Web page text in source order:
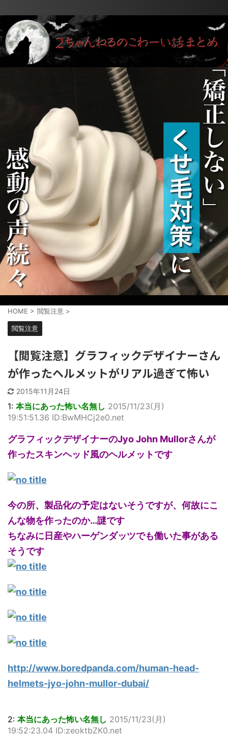
HOME > 閲覧注意 >
閲覧注意
【閲覧注意】グラフィックデザイナーさん
が作ったヘルメットがリアル過ぎて怖い
2015年11月24日
1: 本当にあった怖い名無し 2015/11/23(月)
19:51:51.36 ID:BwMHCj2e0.net
グラフィックデザイナーのJyo John Mullorさんが
作ったスキンヘッド風のヘルメットです
今の所、製品化の予定はないそうですが、何故にこ
んな物を作ったのか…謎です
ちなみに日産やハーゲンダッツでも働いた事がある
そうです
http://www.boredpanda.com/human-head-
helmets-jyo-john-mullor-dubai/
2: 本当にあった怖い名無し 2015/11/23(月)
19:52:23.04 ID:zeoktbZK0.net